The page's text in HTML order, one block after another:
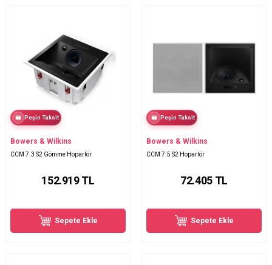
Peşin Taksit
Bowers & Wilkins
CCM 7.3 S2 Gömme Hoparlör
152.919TL
Sepete Ekle
Peşin Taksit
Bowers & Wilkins
CCM 7.5 S2 Hoparlör
72.405TL
Sepete Ekle